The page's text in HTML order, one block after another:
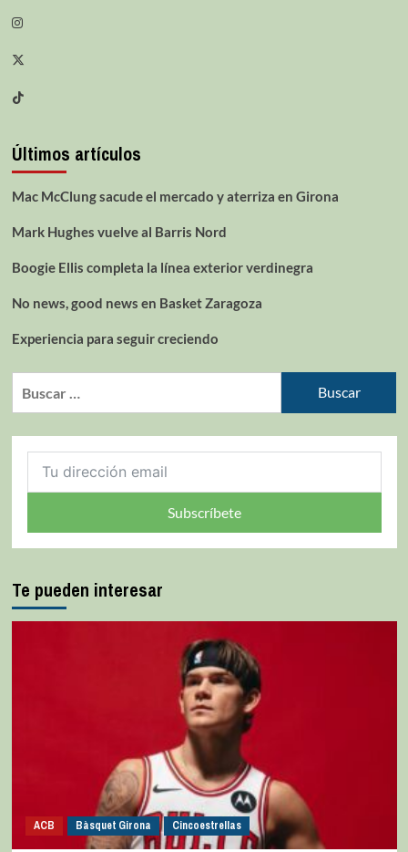
Últimos artículos
Mac McClung sacude el mercado y aterriza en Girona
Mark Hughes vuelve al Barris Nord
Boogie Ellis completa la línea exterior verdinegra
No news, good news en Basket Zaragoza
Experiencia para seguir creciendo
Subscríbete
Te pueden interesar
ACB Bàsquet Girona Cincoestrellas